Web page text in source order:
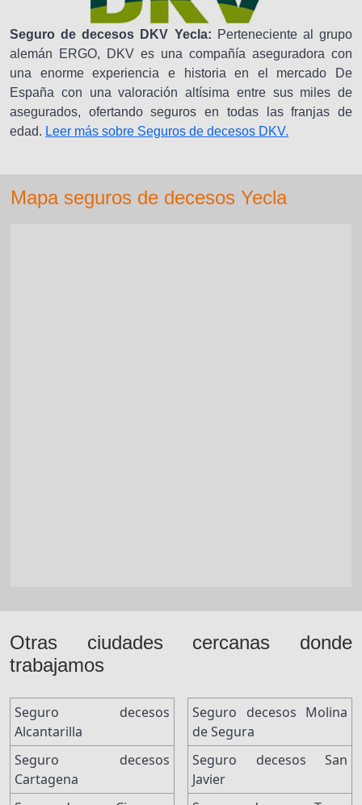
Seguro de decesos DKV Yecla: Perteneciente al grupo
alemán ERGO, DKV es una compañía aseguradora con
una enorme experiencia e historia en el mercado De
España con una valoración altísima entre sus miles de
asegurados, ofertando seguros en todas las franjas de
edad. Leer más sobre Seguros de decesos DKV.
Mapa seguros de decesos Yecla
Otras ciudades cercanas donde
trabajamos
Seguro decesos
Alcantarilla
Seguro decesos
Cartagena
Seguro decesos Molina
de Segura
Seguro decesos San
Javier